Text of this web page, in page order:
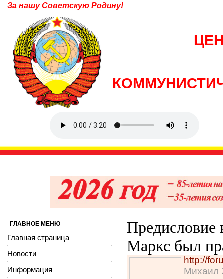
За нашу Советскую Родину!
Предисловие
Маркс был
http://
Михаил
ГЛАВНОЕ МЕНЮ
Главная страница
Новости
Информация